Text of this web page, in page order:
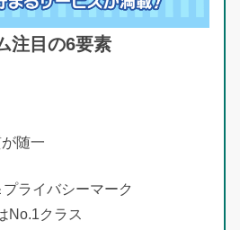
注目の6要素
随一
ライバシーマーク
No.1クラス